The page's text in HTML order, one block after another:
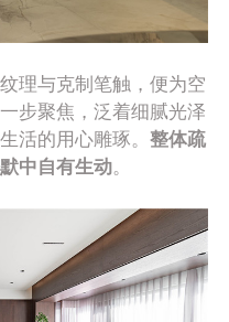
理与克制笔触，便为空
步聚焦，泛着细腻光泽
活的用心雕琢。整体疏
中自有生动。